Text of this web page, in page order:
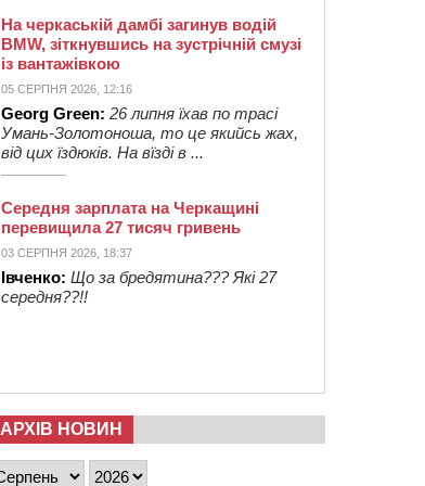
На черкаській дамбі загинув водій
BMW, зіткнувшись на зустрічній смузі
із вантажівкою
05 СЕРПНЯ 2026, 12:16
Georg Green: 26 липня їхав по трасі
Умань-Золотоноша, то це якийсь жах,
від цих їздюків. На вїзді в ...
Середня зарплата на Черкащині
перевищила 27 тисяч гривень
03 СЕРПНЯ 2026, 18:37
Івченко: Що за бредятина??? Які 27
середня??!!
АРХІВ НОВИН